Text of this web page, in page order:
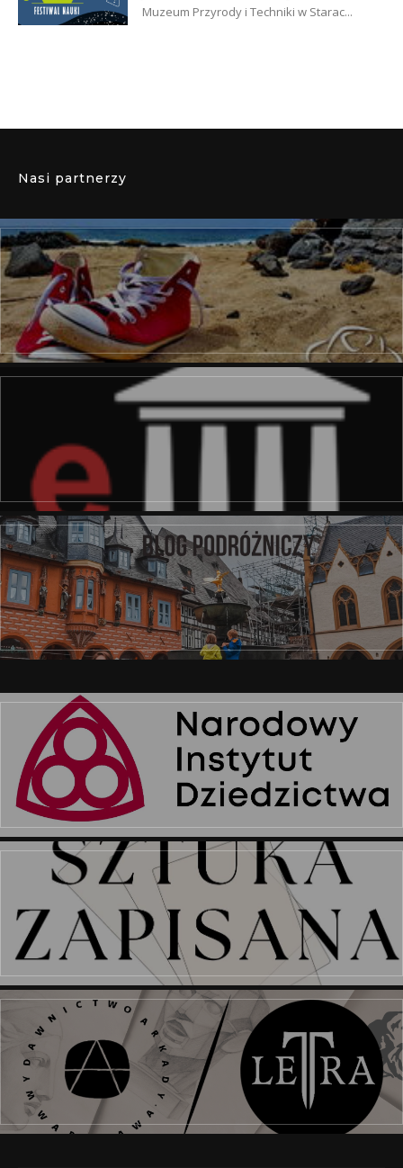
Muzeum Przyrody i Techniki w Starac...
Nasi partnerzy